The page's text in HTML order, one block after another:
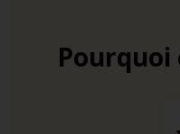
Pourquoi